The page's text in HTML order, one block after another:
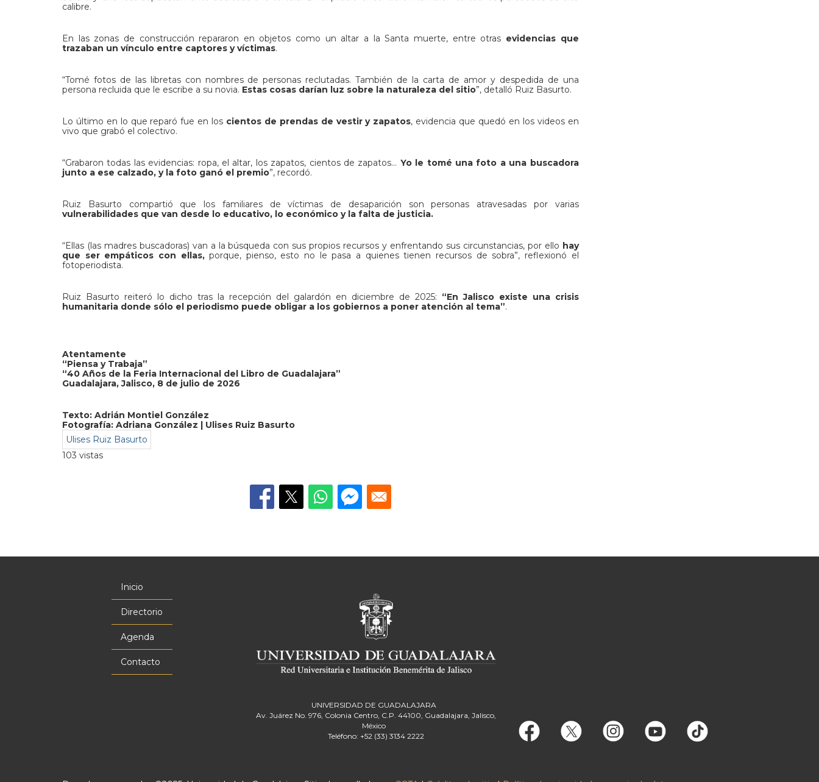
calibre.
En las zonas de construcción repararon en objetos como un altar a la Santa muerte, entre otras evidencias que
trazaban un vínculo entre captores y víctimas.
“Tomé fotos de las libretas con nombres de personas reclutadas. También de la carta de amor y despedida de una
persona recluida que le escribe a su novia. Estas cosas darían luz sobre la naturaleza del sitio”, detalló Ruiz Basurto.
Lo último en lo que reparó fue en los cientos de prendas de vestir y zapatos, evidencia que quedó en los videos en
vivo que grabó el colectivo.
“Grabaron todas las evidencias: ropa, el altar, los zapatos, cientos de zapatos... Yo le tomé una foto a una buscadora
junto a ese calzado, y la foto ganó el premio”, recordó.
Ruiz Basurto compartió que los familiares de víctimas de desaparición son personas atravesadas por varias
vulnerabilidades que van desde lo educativo, lo económico y la falta de justicia.
“Ellas (las madres buscadoras) van a la búsqueda con sus propios recursos y enfrentando sus circunstancias, por ello hay
que ser empáticos con ellas,porque, pienso, esto no le pasa a quienes tienen recursos de sobra”, reflexionó el
fotoperiodista.
Ruiz Basurto reiteró lo dicho tras la recepción del galardón en diciembre de 2025: “En Jalisco existe una crisis
humanitaria donde sólo el periodismo puede obligar a los gobiernos a poner atención al tema”.
Atentamente
“Piensa y Trabaja”
“40 Años de la Feria Internacional del Libro de Guadalajara”
Guadalajara, Jalisco, 8 de julio de 2026
Texto: Adrián Montiel González
Fotografía: Adriana González | Ulises Ruiz Basurto
Ulises Ruiz Basurto
103 vistas
principal
Inicio
Directorio
Agenda
Contacto
UNIVERSIDAD DE GUADALAJARA
Av. Juárez No. 976, Colonia Centro, C.P. 44100, Guadalajara, Jalisco,
México
Teléfono: +52 (33) 3134 2222